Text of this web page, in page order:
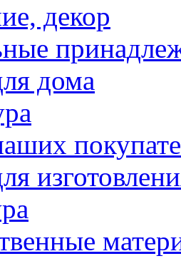
декор
дома